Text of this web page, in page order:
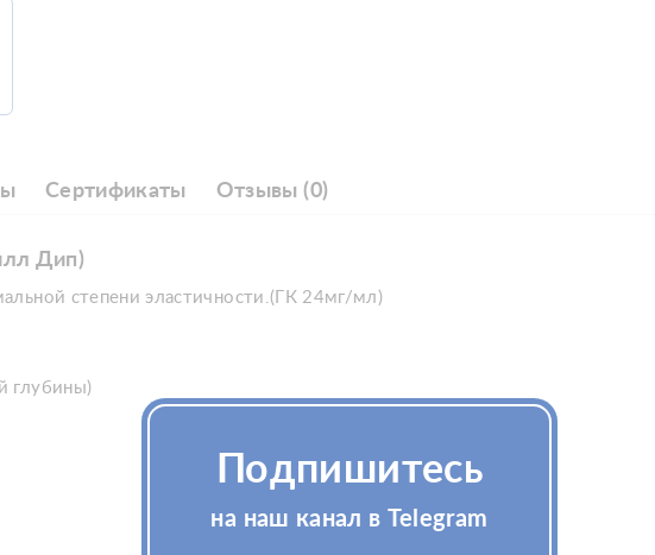
Сертификаты Отзывы (0)
Дип)
степени эластичности.(ГК 24мг/мл)
глубины)
Подпишитесь
на наш канал в Telegram